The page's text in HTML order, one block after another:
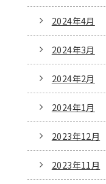
2024年4月
2024年3月
2024年2月
2024年1月
2023年12月
2023年11月